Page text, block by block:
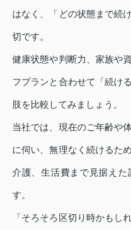
はなく、「どの状態まで続
切です。
健康状態や判断力、家族や
フプランと合わせて「続け
肢を比較してみましょう。
当社では、現在のご年齢や
に伺い、無理なく続けるた
介護、生活費まで見据えた
す。
「そろそろ区切り時かもし